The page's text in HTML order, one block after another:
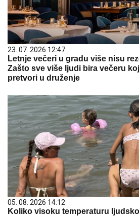
23. 07. 2026 12:47
Letnje večeri u gradu više nisu
Zašto sve više ljudi bira večeru
pretvori u druženje
05. 08. 2026 14:12
Koliko visoku temperaturu